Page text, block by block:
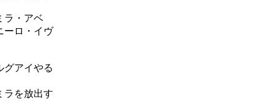
ラ・アベ
ーロ・イヴ
グアイやる
ラを放出す